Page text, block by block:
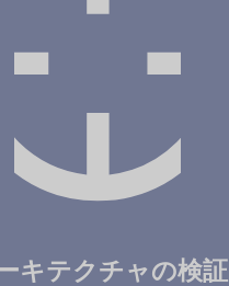
キテクチャの検証